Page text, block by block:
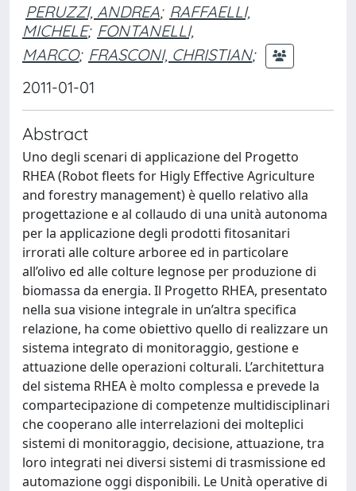
PERUZZI, ANDREA; RAFFAELLI,
MICHELE; FONTANELLI,
MARCO; FRASCONI, CHRISTIAN;
2011-01-01
Abstract
Uno degli scenari di applicazione del Progetto
RHEA (Robot fleets for Higly Effective Agriculture
and forestry management) è quello relativo alla
progettazione e al collaudo di una unità autonoma
per la applicazione degli prodotti fitosanitari
irrorati alle colture arboree ed in particolare
all’olivo ed alle colture legnose per produzione di
biomassa da energia. Il Progetto RHEA, presentato
nella sua visione integrale in un’altra specifica
relazione, ha come obiettivo quello di realizzare un
sistema integrato di monitoraggio, gestione e
attuazione delle operazioni colturali. L’architettura
del sistema RHEA è molto complessa e prevede la
compartecipazione di competenze multidisciplinari
che cooperano alle interrelazioni dei molteplici
sistemi di monitoraggio, decisione, attuazione, tra
loro integrati nei diversi sistemi di trasmissione ed
automazione oggi disponibili. Le Unità operative di